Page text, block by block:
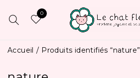
0
Accueil / Produits identifiés “nature”